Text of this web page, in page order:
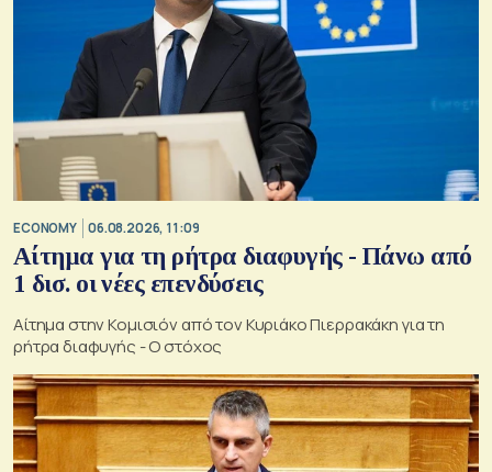
ECONOMY 06.08.2026, 11:09
Αίτημα για τη ρήτρα διαφυγής - Πάνω από
1 δισ. οι νέες επενδύσεις
Αίτημα στην Κομισιόν από τον Κυριάκο Πιερρακάκη για τη
ρήτρα διαφυγής - Ο στόχος